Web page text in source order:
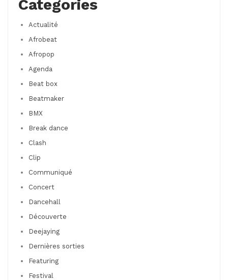
Categories
Actualité
Afrobeat
Afropop
Agenda
Beat box
Beatmaker
BMX
Break dance
Clash
Clip
Communiqué
Concert
Dancehall
Découverte
Deejaying
Dernières sorties
Featuring
Festival